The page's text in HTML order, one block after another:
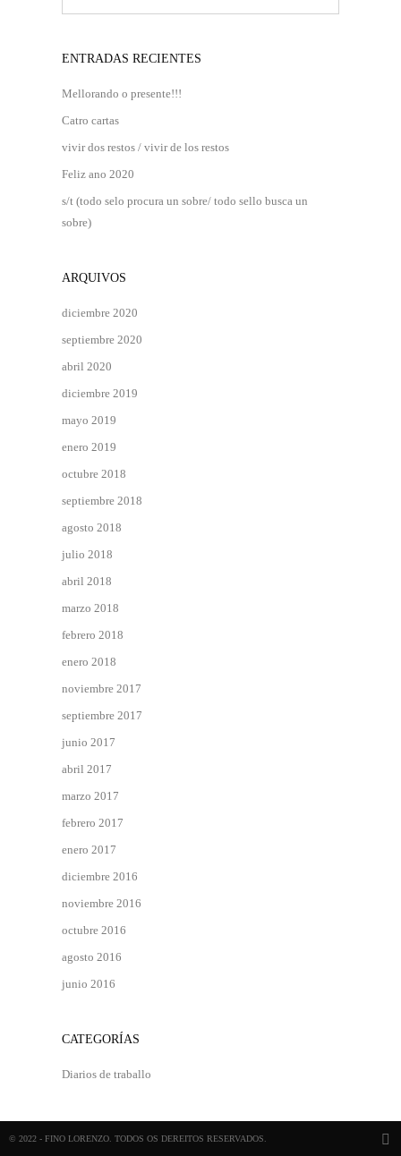
ENTRADAS RECIENTES
Mellorando o presente!!!
Catro cartas
vivir dos restos / vivir de los restos
Feliz ano 2020
s/t (todo selo procura un sobre/ todo sello busca un
sobre)
ARQUIVOS
diciembre 2020
septiembre 2020
abril 2020
diciembre 2019
mayo 2019
enero 2019
octubre 2018
septiembre 2018
agosto 2018
julio 2018
abril 2018
marzo 2018
febrero 2018
enero 2018
noviembre 2017
septiembre 2017
junio 2017
abril 2017
marzo 2017
febrero 2017
enero 2017
diciembre 2016
noviembre 2016
octubre 2016
agosto 2016
junio 2016
CATEGORÍAS
Diarios de traballo
© 2022 - FINO LORENZO. TODOS OS DEREITOS RESERVADOS.